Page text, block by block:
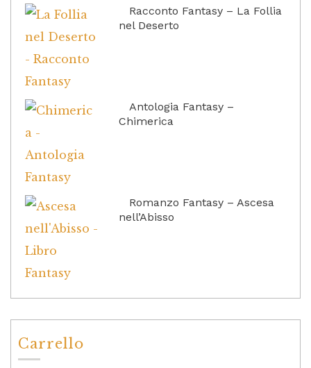
Racconto Fantasy – La Follia
nel Deserto
Antologia Fantasy –
Chimerica
Romanzo Fantasy – Ascesa
nell’Abisso
Carrello